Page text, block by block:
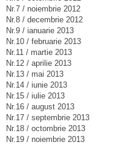
Nr.7 / noiembrie 2012
Nr.8 / decembrie 2012
Nr.9 / ianuarie 2013
Nr.10 / februarie 2013
Nr.11 / martie 2013
Nr.12 / aprilie 2013
Nr.13 / mai 2013
Nr.14 / iunie 2013
Nr.15 / iulie 2013
Nr.16 / august 2013
Nr.17 / septembrie 2013
Nr.18 / octombrie 2013
Nr.19 / noiembrie 2013